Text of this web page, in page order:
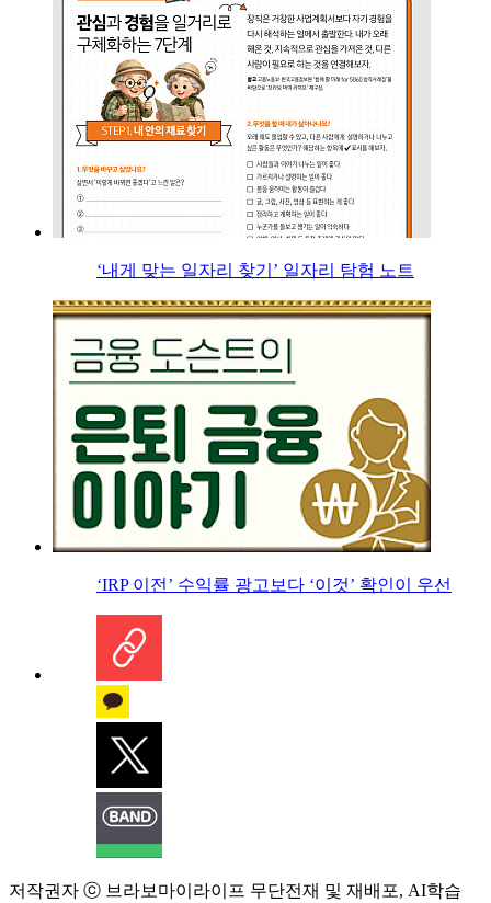
‘내게 맞는 일자리 찾기’ 일자리 탐험 노트
‘IRP 이전’ 수익률 광고보다 ‘이것’ 확인이 우선
저작권자 ⓒ 브라보마이라이프 무단전재 및 재배포, AI학습